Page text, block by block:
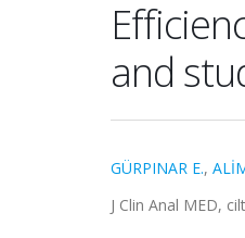
and
GÜRPINAR E.,
J Clin Anal MED,